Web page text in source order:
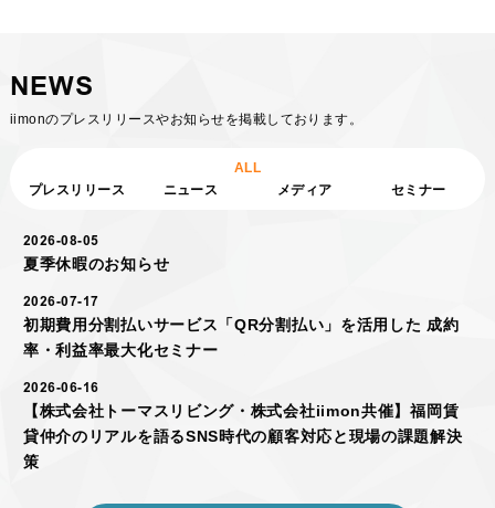
NEWS
iimonのプレスリリースやお知らせを掲載しております。
ALL
プレスリリース
ニュース メディア セミナー
2026-08-05
夏季休暇のお知らせ
2026-07-17
初期費用分割払いサービス「QR分割払い」を活用した 成約
率・利益率最大化セミナー
2026-06-16
【株式会社トーマスリビング・株式会社iimon共催】福岡賃
貸仲介のリアルを語るSNS時代の顧客対応と現場の課題解決
策